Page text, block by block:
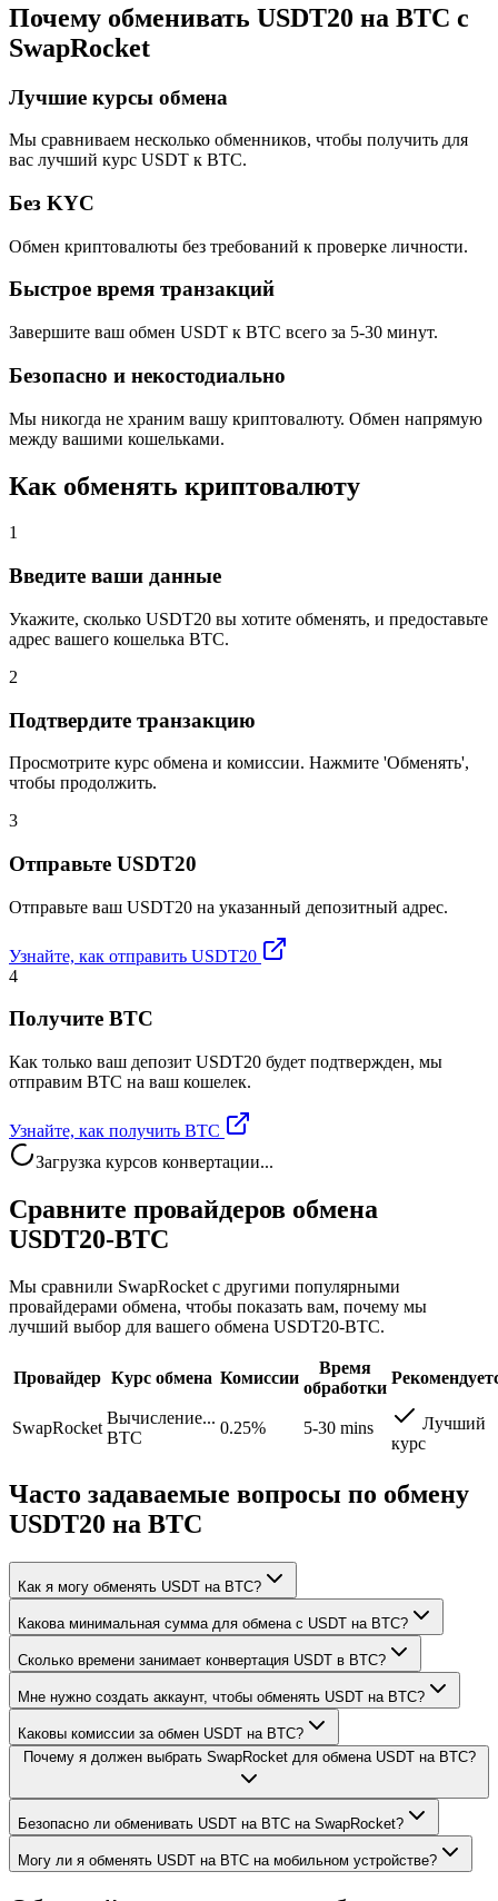
Почему обменивать USDT20 на BTC с
SwapRocket
Лучшие курсы обмена
Мы сравниваем несколько обменников, чтобы получить для
вас лучший курс USDT к BTC.
Без KYC
Обмен криптовалюты без требований к проверке личности.
Быстрое время транзакций
Завершите ваш обмен USDT к BTC всего за 5-30 минут.
Безопасно и некостодиально
Мы никогда не храним вашу криптовалюту. Обмен напрямую
между вашими кошельками.
Как обменять криптовалюту
1
Введите ваши данные
Укажите, сколько USDT20 вы хотите обменять, и предоставьте
адрес вашего кошелька BTC.
2
Подтвердите транзакцию
Просмотрите курс обмена и комиссии. Нажмите 'Обменять',
чтобы продолжить.
3
Отправьте USDT20
Отправьте ваш USDT20 на указанный депозитный адрес.
Узнайте, как отправить USDT20
4
Получите BTC
Как только ваш депозит USDT20 будет подтвержден, мы
отправим BTC на ваш кошелек.
Узнайте, как получить BTC
Загрузка курсов конвертации...
Сравните провайдеров обмена
USDT20-BTC
Мы сравнили SwapRocket с другими популярными
провайдерами обмена, чтобы показать вам, почему мы
лучший выбор для вашего обмена USDT20-BTC.
Провайдер Курс обмена Комиссии
Время
обработки
SwapRocket
Вычисление...
BTC
0.25% 5-30 mins
Лучший
курс
Часто задаваемые вопросы по обмену
USDT20 на BTC
Как я могу обменять USDT на BTC?
Какова минимальная сумма для обмена с USDT на BTC?
Сколько времени занимает конвертация USDT в BTC?
Мне нужно создать аккаунт, чтобы обменять USDT на BTC?
Каковы комиссии за обмен USDT на BTC?
Почему я должен выбрать SwapRocket для обмена USDT на BTC?
Безопасно ли обменивать USDT на BTC на SwapRocket?
Могу ли я обменять USDT на BTC на мобильном устройстве?